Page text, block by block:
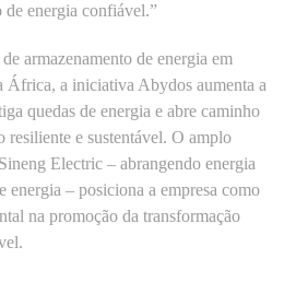
energia confiável.”
armazenamento de energia em
África, a iniciativa Abydos aumenta a
quedas de energia e abre caminho
resiliente e sustentável. O amplo
Electric – abrangendo energia
energia – posiciona a empresa como
na promoção da transformação